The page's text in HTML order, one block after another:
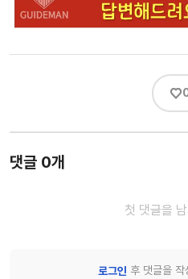
♡
댓글 0개
첫 댓글을
로그인 후 댓글을